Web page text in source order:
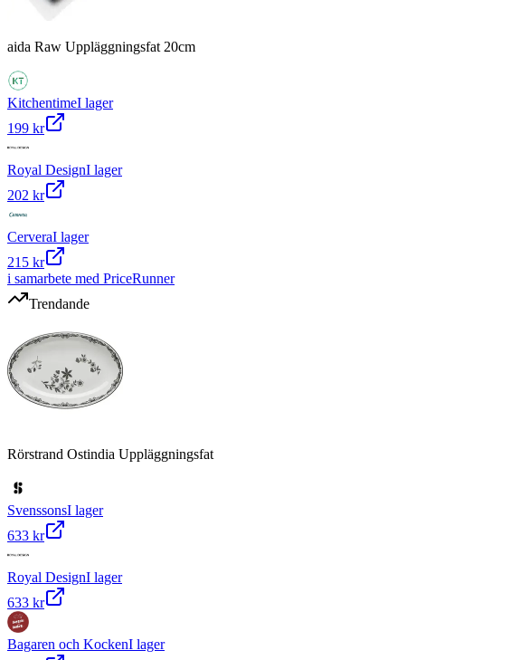
aida Raw Uppläggningsfat 20cm
KitchentimeI lager
199 kr
Royal DesignI lager
202 kr
CerveraI lager
215 kr
i samarbete med PriceRunner
Trendande
Rörstrand Ostindia Uppläggningsfat
SvenssonsI lager
633 kr
Royal DesignI lager
633 kr
Bagaren och KockenI lager